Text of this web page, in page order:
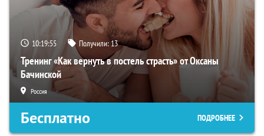
10:19:54 Получили:13
Тренинг «Как вернуть в постель страсть» от Оксаны
Бачинской
Россия
Бесплатно ПОДРОБНЕЕ